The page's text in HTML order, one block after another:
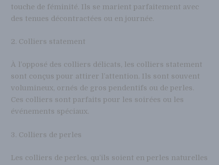
touche de féminité. Ils se marient parfaitement avec
des tenues décontractées ou en journée.
2. Colliers statement
À l’opposé des colliers délicats, les colliers statement
sont conçus pour attirer l’attention. Ils sont souvent
volumineux, ornés de gros pendentifs ou de perles.
Ces colliers sont parfaits pour les soirées ou les
événements spéciaux.
3. Colliers de perles
Les colliers de perles, qu’ils soient en perles naturelles